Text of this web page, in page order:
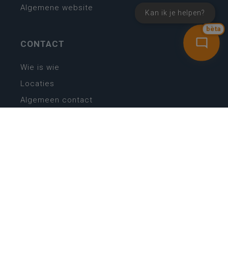
bèta
Kan ik je helpen?
Algemene website
CONTACT
Wie is wie
Locaties
Algemeen contact